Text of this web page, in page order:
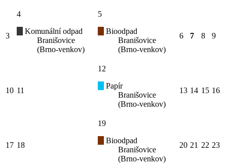
3
4
Komunální odpad
Branišovice
(Brno-venkov)
5
Bioodpad
Branišovice
(Brno-venkov)
6 7 8 9
10 11
12
Papír
Branišovice
(Brno-venkov)
13 14 15 16
17 18
19
Bioodpad
Branišovice
(Brno-venkov)
20 21 22 23